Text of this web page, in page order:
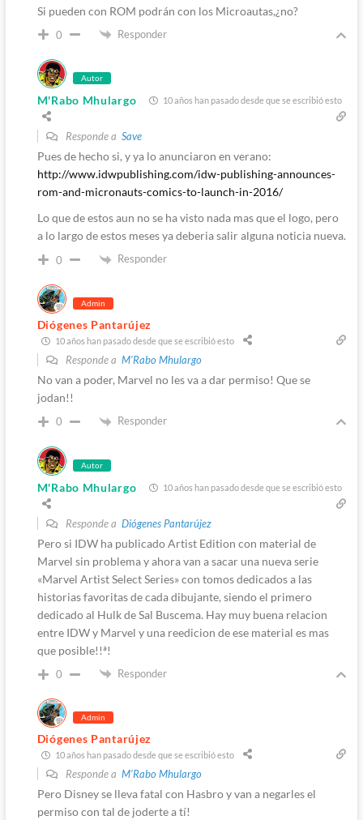
Si pueden con ROM podrán con los Microautas,¿no?
0 Responder
Autor
M'Rabo Mhulargo 10 años han pasado desde que se escribió esto
Responde a Save
Pues de hecho si, y ya lo anunciaron en verano:
http://www.idwpublishing.com/idw-publishing-announces-
rom-and-micronauts-comics-to-launch-in-2016/
Lo que de estos aun no se ha visto nada mas que el logo, pero
a lo largo de estos meses ya deberia salir alguna noticia nueva.
0 Responder
Admin
Diógenes Pantarújez
10 años han pasado desde que se escribió esto
Responde a M'Rabo Mhulargo
No van a poder, Marvel no les va a dar permiso! Que se
jodan!!
0 Responder
Autor
M'Rabo Mhulargo 10 años han pasado desde que se escribió esto
Responde a Diógenes Pantarújez
Pero si IDW ha publicado Artist Edition con material de
Marvel sin problema y ahora van a sacar una nueva serie
«Marvel Artist Select Series» con tomos dedicados a las
historias favoritas de cada dibujante, siendo el primero
dedicado al Hulk de Sal Buscema. Hay muy buena relacion
entre IDW y Marvel y una reedicion de ese material es mas
que posible!!ª!
0 Responder
Admin
Diógenes Pantarújez
10 años han pasado desde que se escribió esto
Responde a M'Rabo Mhulargo
Pero Disney se lleva fatal con Hasbro y van a negarles el
permiso con tal de joderte a tí!